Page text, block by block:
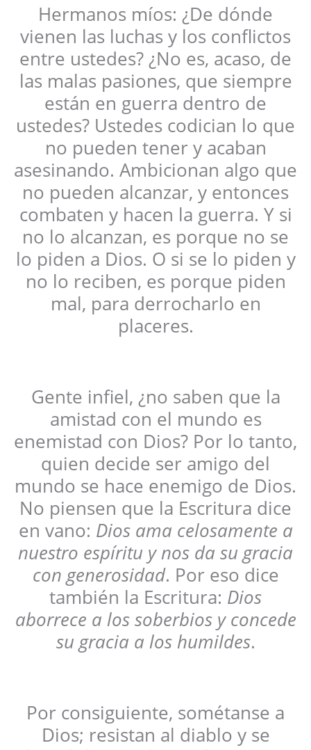
Hermanos míos: ¿De dónde
vienen las luchas y los conflictos
entre ustedes? ¿No es, acaso, de
las malas pasiones, que siempre
están en guerra dentro de
ustedes? Ustedes codician lo que
no pueden tener y acaban
asesinando. Ambicionan algo que
no pueden alcanzar, y entonces
combaten y hacen la guerra. Y si
no lo alcanzan, es porque no se
lo piden a Dios. O si se lo piden y
no lo reciben, es porque piden
mal, para derrocharlo en
placeres.
Gente infiel, ¿no saben que la
amistad con el mundo es
enemistad con Dios? Por lo tanto,
quien decide ser amigo del
mundo se hace enemigo de Dios.
No piensen que la Escritura dice
en vano: Dios ama celosamente a
nuestro espíritu y nos da su gracia
con generosidad. Por eso dice
también la Escritura: Dios
aborrece a los soberbios y concede
su gracia a los humildes.
Por consiguiente, sométanse a
Dios; resistan al diablo y se